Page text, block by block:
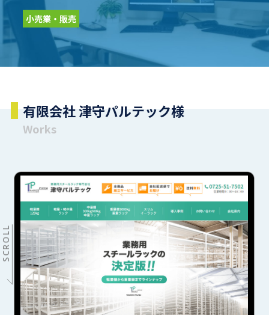
小売業・販売
有限会社 津守パルテック様
Works